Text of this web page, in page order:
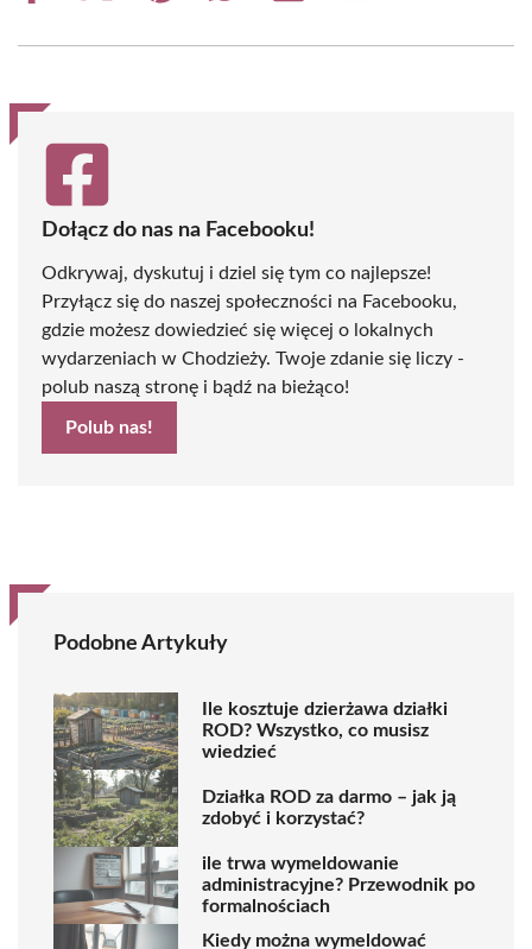
(Twitter)
Dołącz do nas na Facebooku!
Odkrywaj, dyskutuj i dziel się tym co najlepsze!
Przyłącz się do naszej społeczności na Facebooku,
gdzie możesz dowiedzieć się więcej o lokalnych
wydarzeniach w Chodzieży. Twoje zdanie się liczy -
polub naszą stronę i bądź na bieżąco!
Polub nas!
Podobne Artykuły
Ile kosztuje dzierżawa działki
ROD? Wszystko, co musisz
wiedzieć
Działka ROD za darmo – jak ją
zdobyć i korzystać?
ile trwa wymeldowanie
administracyjne? Przewodnik po
formalnościach
Kiedy można wymeldować